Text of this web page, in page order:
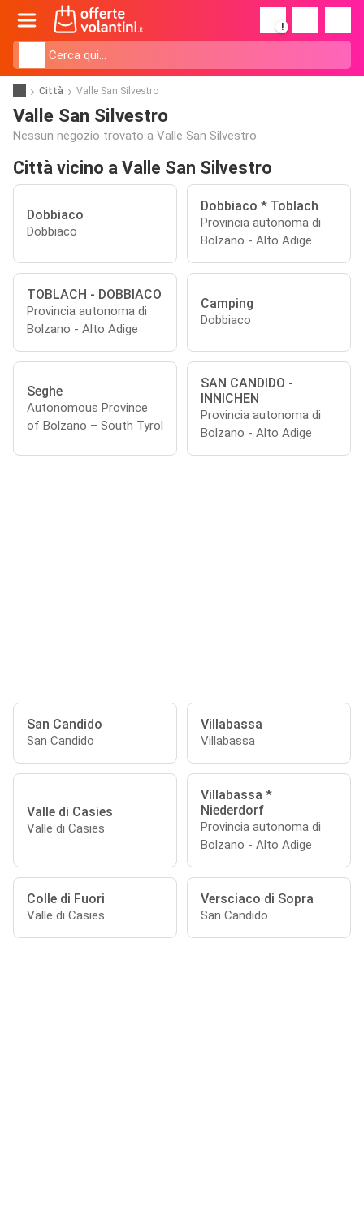
!
Città Valle San Silvestro
Valle San Silvestro
Nessun negozio trovato a Valle San Silvestro.
Città vicino a Valle San Silvestro
Dobbiaco
Dobbiaco
Dobbiaco * Toblach
Provincia autonoma di
Bolzano - Alto Adige
TOBLACH - DOBBIACO
Provincia autonoma di
Bolzano - Alto Adige
Camping
Dobbiaco
Seghe
Autonomous Province
of Bolzano – South Tyrol
SAN CANDIDO -
INNICHEN
Provincia autonoma di
Bolzano - Alto Adige
San Candido
San Candido
Villabassa
Villabassa
Valle di Casies
Valle di Casies
Villabassa *
Niederdorf
Provincia autonoma di
Bolzano - Alto Adige
Colle di Fuori
Valle di Casies
Versciaco di Sopra
San Candido